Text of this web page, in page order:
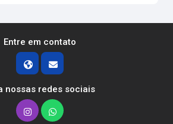
Entre em contato
nossas redes sociais